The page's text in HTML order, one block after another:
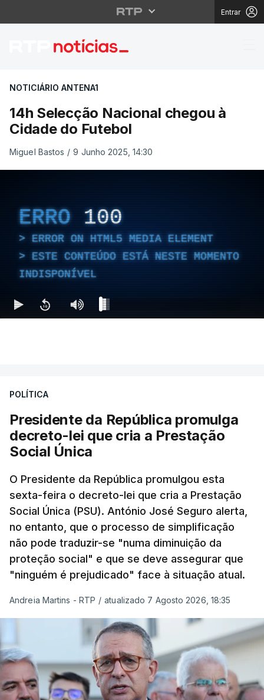
Entrar
14h Selecção
NOTICIÁRIO ANTENA1
14h Selecção Nacional chegou à
Cidade do Futebol
Miguel Bastos / 9 Junho 2025, 14:30
ERRO 100
ERROR ON HTML5 MEDIA ELEMENT
ESTE CONTEÚDO ESTÁ NESTE MOMENTO
INDISPONÍVEL
POLÍTICA
Presidente da República promulga
decreto-lei que cria a Prestação
Social Única
O Presidente da República promulgou esta
sexta-feira o decreto-lei que cria a Prestação
Social Única (PSU). António José Seguro alerta,
no entanto, que o processo de simplificação
não pode traduzir-se "numa diminuição da
proteção social" e que se deve assegurar que
"ninguém é prejudicado" face à situação atual.
Andreia Martins - RTP / atualizado 7 Agosto 2026, 18:35